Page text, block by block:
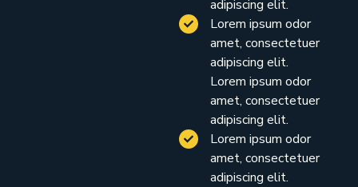
adipiscing elit.
Lorem ipsum odor
amet, consectetuer
adipiscing elit.
Lorem ipsum odor
amet, consectetuer
adipiscing elit.
Lorem ipsum odor
amet, consectetuer
adipiscing elit.